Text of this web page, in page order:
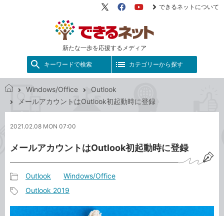
新たな一歩を応援するメディア
X（旧
FacebookYouTube
できるネットについて
キーワードで検索 カテゴリーから探す
ネ
ト
Windows/Office
Outlook
メールアカウントはOutlook初起動時に登録
2021.02.08 MON 07:00
メールアカウントはOutlook初起動時に登録
事
カ
Outlook Windows/Office
Outlook 2019